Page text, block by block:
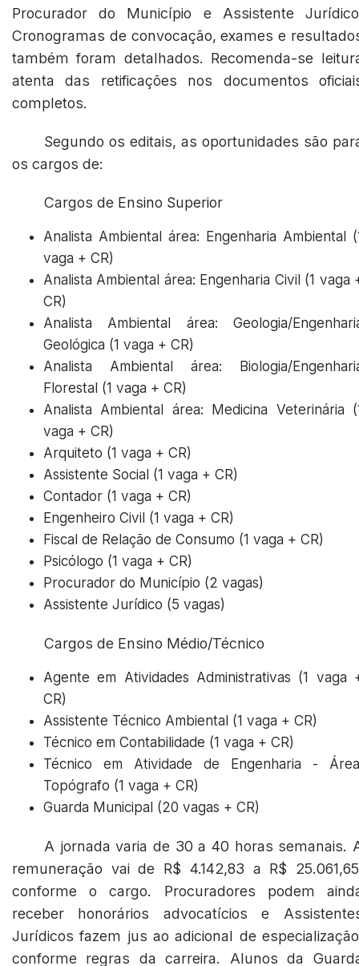
Procurador do Município e Assistente
Cronogramas de convocação, exames e
também foram detalhados. Recomenda-se
atenta das retificações nos documentos
completos.
Segundo os editais, as oportunidades são
os cargos de:
Cargos de Ensino Superior
Analista Ambiental área: Engenharia Ambiental
vaga + CR)
Analista Ambiental área: Engenharia Civil (1 vaga
CR)
Analista Ambiental área: Geologia/
Geológica (1 vaga + CR)
Analista Ambiental área: Biologia/
Florestal (1 vaga + CR)
Analista Ambiental área: Medicina Veterinária
vaga + CR)
Arquiteto (1 vaga + CR)
Assistente Social (1 vaga + CR)
Contador (1 vaga + CR)
Engenheiro Civil (1 vaga + CR)
Fiscal de Relação de Consumo (1 vaga + CR)
Psicólogo (1 vaga + CR)
Procurador do Município (2 vagas)
Assistente Jurídico (5 vagas)
Cargos de Ensino Médio/Técnico
Agente em Atividades Administrativas (1 vaga
CR)
Assistente Técnico Ambiental (1 vaga + CR)
Técnico em Contabilidade (1 vaga + CR)
Técnico em Atividade de Engenharia -
Topógrafo (1 vaga + CR)
Guarda Municipal (20 vagas + CR)
A jornada varia de 30 a 40 horas semanais.
remuneração vai de R$ 4.142,83 a R$
conforme o cargo. Procuradores podem
receber honorários advocatícios e
Jurídicos fazem jus ao adicional de
conforme regras da carreira. Alunos da